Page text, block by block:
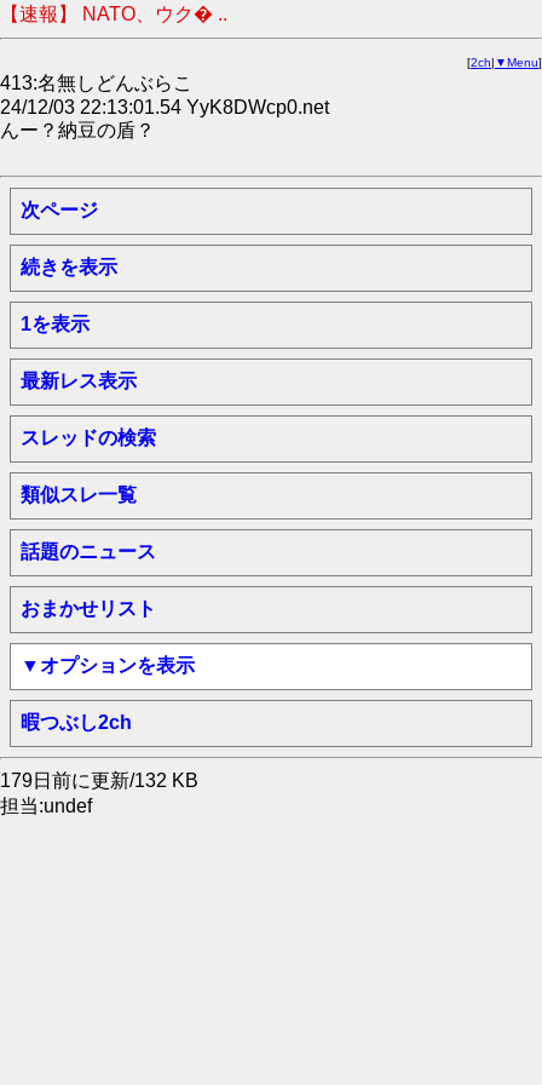
【速報】 NATO、ウク� ..
[2ch| ▼Menu]
413:名無しどんぶらこ
24/12/03 22:13:01.54 YyK8DWcp0.net
んー？納豆の盾？
次ページ
続きを表示
1を表示
最新レス表示
スレッドの検索
類似スレ一覧
話題のニュース
おまかせリスト
▼オプションを表示
暇つぶし2ch
179日前に更新/132 KB
担当:undef